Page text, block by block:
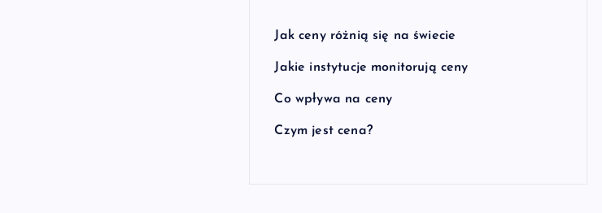
Jak ceny różnią się na świecie
Jakie instytucje monitorują ceny
Co wpływa na ceny
Czym jest cena?